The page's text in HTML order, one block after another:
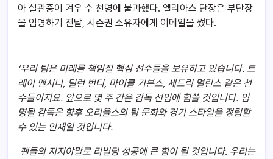
아 실관중이 겨우 수 천명에 불과했다. 엘리아스 단장은 부단장
을 임명하기 전날, 시즌권 소유자에게 이메일을 썼다.
‘우리 팀은 미래를 책임질 핵심 선수들을 보유하고 있습니다. 트
레이 맨시니, 딜런 번디, 마이클 기븐스, 세드릭 멀린스 같은 선
수들이지요. 앞으로 몇 주 간은 감독 선임에 힘쓸 것입니다. 임
명될 감독은 향후 오리올스의 팀 문화와 경기 스타일을 정립할
수 있는 인재일 것입니다.
팬들의 지지야말로 리빌딩 성공에 큰 힘이 될 것입니다. 우리는